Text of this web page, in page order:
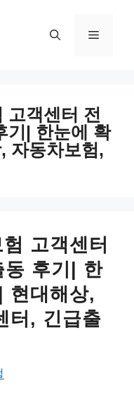
메
고객센터 전
기| 한눈에 확
자동차보험,
고객센터
동 후기| 한
현대해상,
터, 긴급출